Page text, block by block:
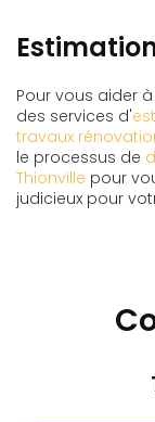
Pour vous aider
des services d'
travaux
le processus de
Thionville pour
judicieux pour